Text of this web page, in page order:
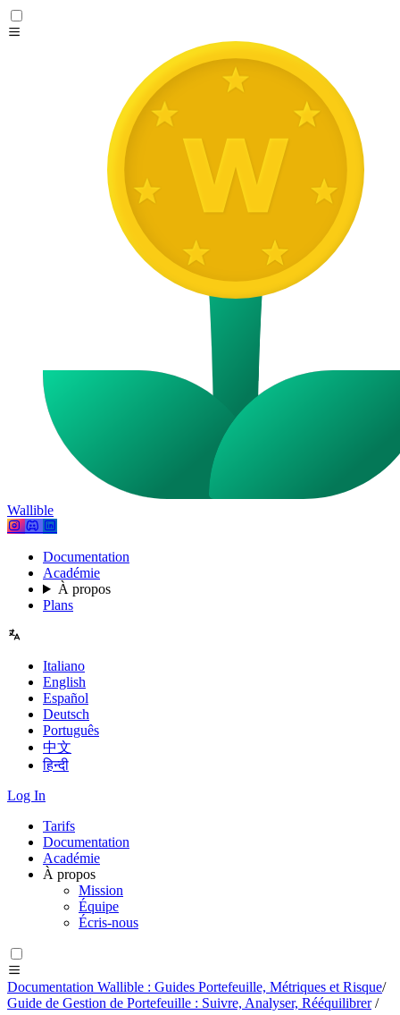
Wallible
Documentation
Académie
À propos
Plans
Italiano
English
Español
Deutsch
Português
中文
हिन्दी
Log In
Tarifs
Documentation
Académie
À propos
Mission
Équipe
Écris-nous
Documentation Wallible : Guides Portefeuille, Métriques et Risque/
Guide de Gestion de Portefeuille : Suivre, Analyser, Rééquilibrer /